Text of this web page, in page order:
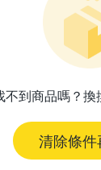
不到商品嗎？換
清除條